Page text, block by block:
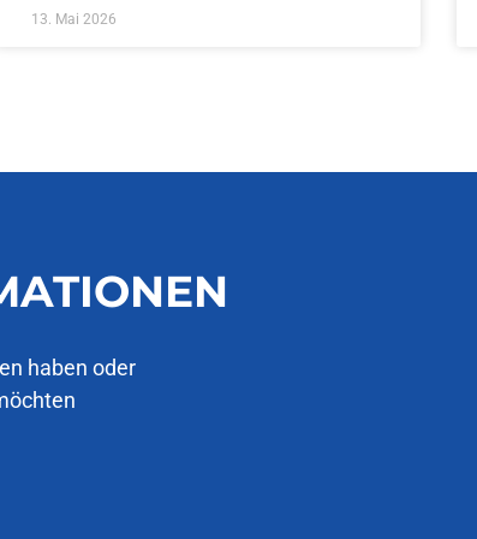
13. Mai 2026
haben oder